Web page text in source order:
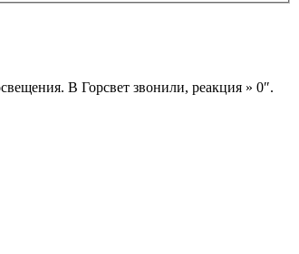
В Горсвет звонили, реакция » 0″.